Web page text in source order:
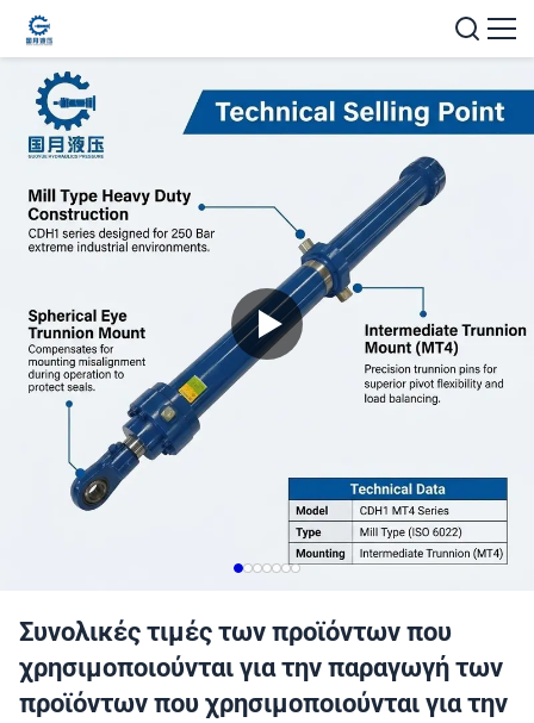
Συνολικές τιμές των προϊόντων που
χρησιμοποιούνται για την παραγωγή των
προϊόντων που χρησιμοποιούνται για την